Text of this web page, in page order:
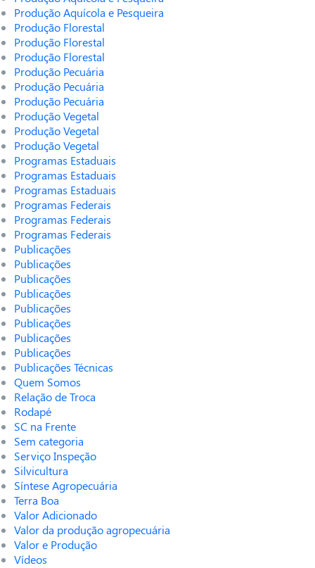
Produção Aquícola e Pesqueira
Produção Florestal
Produção Florestal
Produção Florestal
Produção Pecuária
Produção Pecuária
Produção Pecuária
Produção Vegetal
Produção Vegetal
Produção Vegetal
Programas Estaduais
Programas Estaduais
Programas Estaduais
Programas Federais
Programas Federais
Programas Federais
Publicações
Publicações
Publicações
Publicações
Publicações
Publicações
Publicações
Publicações
Publicações Técnicas
Quem Somos
Relação de Troca
Rodapé
SC na Frente
Sem categoria
Serviço Inspeção
Silvicultura
Síntese Agropecuária
Terra Boa
Valor Adicionado
Valor da produção agropecuária
Valor e Produção
Vídeos